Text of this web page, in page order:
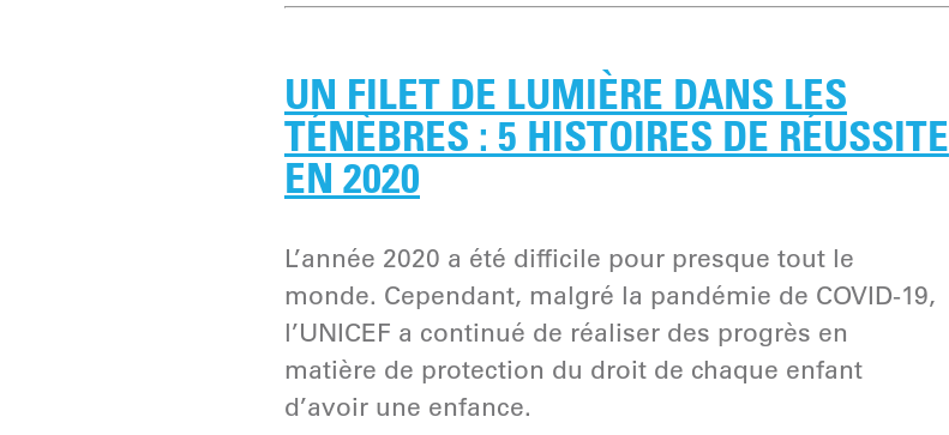
UN FILET DE LUMIÈRE DANS LES
TÉNÈBRES : 5 HISTOIRES DE RÉUSSITE
EN 2020
L’année 2020 a été difficile pour presque tout le
monde. Cependant, malgré la pandémie de COVID-19,
l’UNICEF a continué de réaliser des progrès en
matière de protection du droit de chaque enfant
d’avoir une enfance.